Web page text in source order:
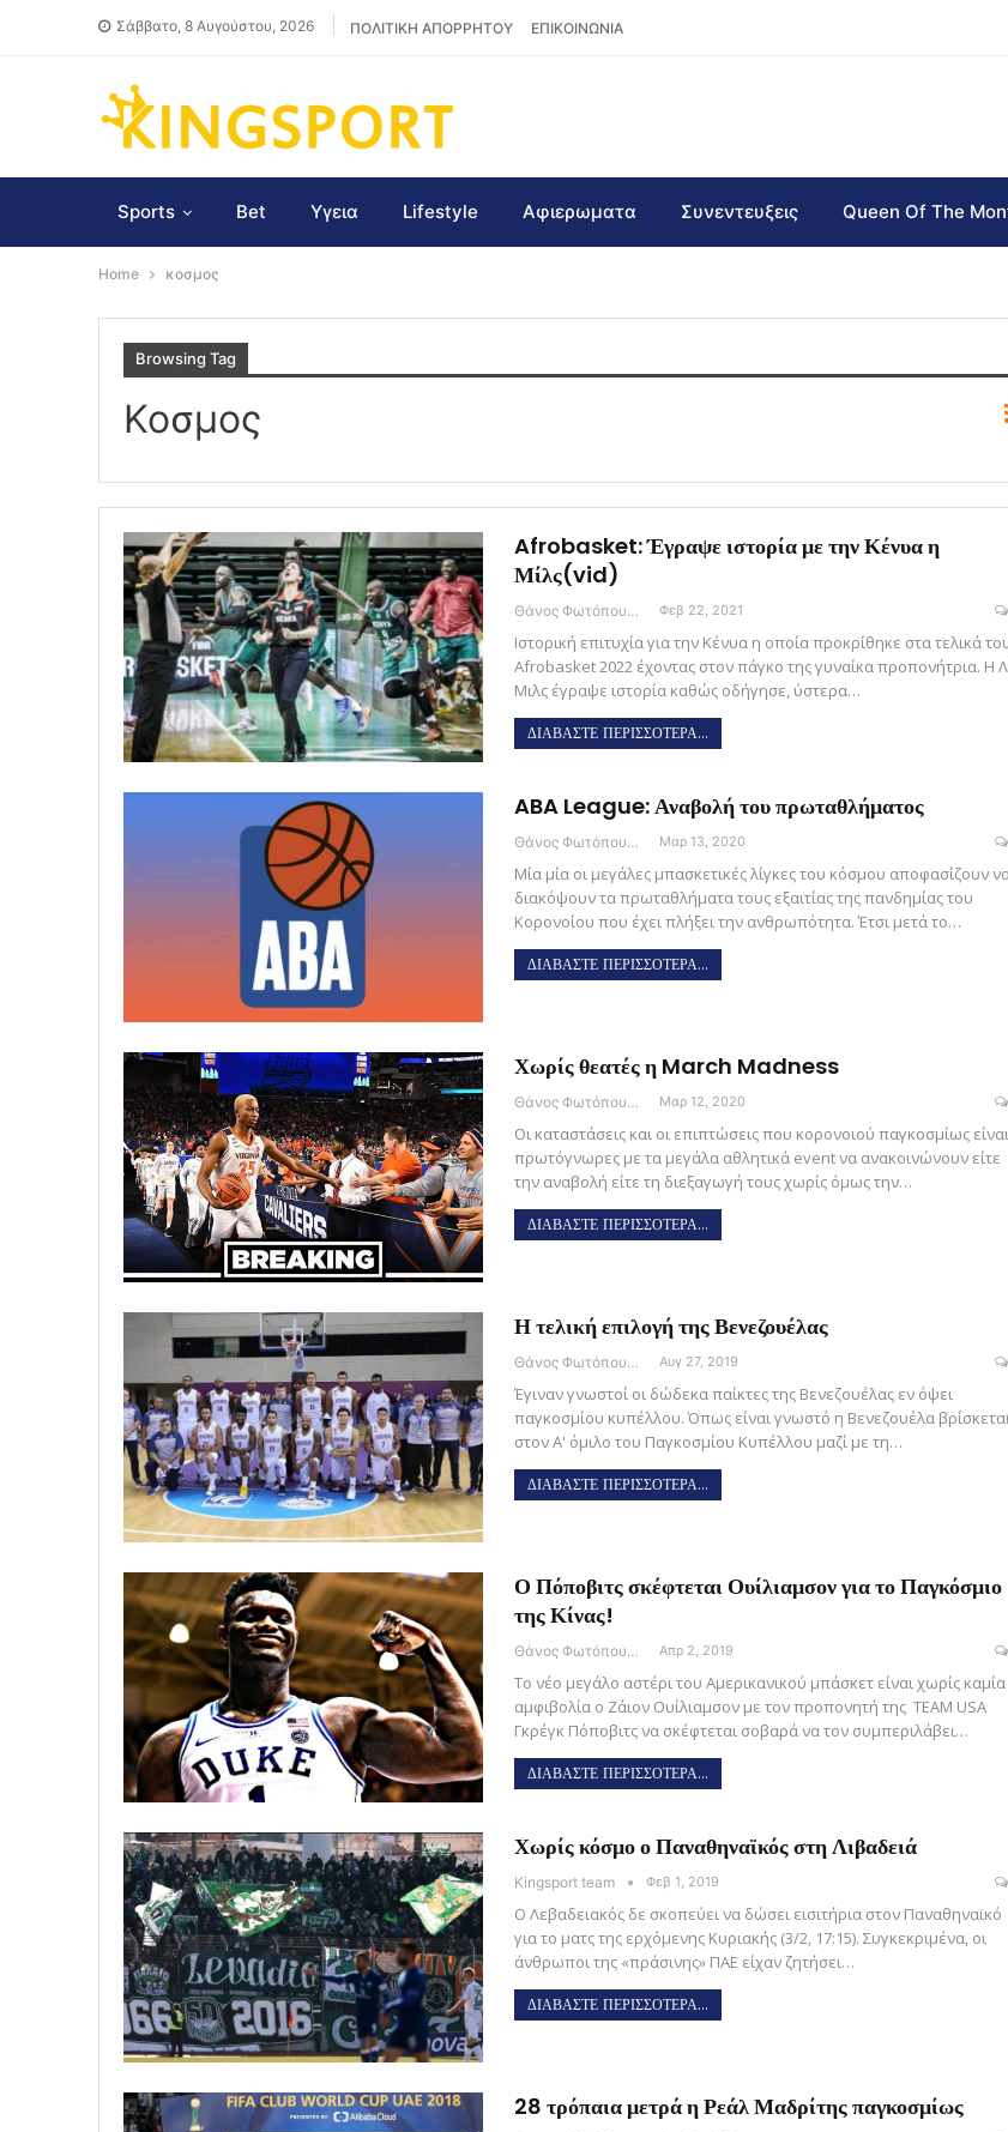
Σάββατο, 8 Αυγούστου, 2026 ΠΟΛΙΤΙΚΗ ΑΠΟΡΡΗΤΟΥ ΕΠΙΚΟΙΝΩΝΙΑ
Sports Bet Υγεια Lifestyle Αφιερωματα Συνεντευξεις Queen Of The
Home κοσμος
Browsing Tag
Κοσμος
Afrobasket: Έγραψε ιστορία με την Κένυα η
Μίλς(vid)
Θάνος Φωτόπουλος Φεβ 22, 2021
Ιστορική επιτυχία για την Κένυα η οποία προκρίθηκε στα τελικά
Afrobasket 2022 έχοντας στον πάγκο της γυναίκα προπονήτρια. Η
Μιλς έγραψε ιστορία καθώς οδήγησε, ύστερα…
ΔΙΑΒΑΣΤΕ ΠΕΡΙΣΣΟΤΕΡΑ...
ABA League: Αναβολή του πρωταθλήματος
Θάνος Φωτόπουλος Μαρ 13, 2020
Μία μία οι μεγάλες μπασκετικές λίγκες του κόσμου αποφασίζουν
διακόψουν τα πρωταθλήματα τους εξαιτίας της πανδημίας του
Κορονοίου που έχει πλήξει την ανθρωπότητα. Έτσι μετά το…
ΔΙΑΒΑΣΤΕ ΠΕΡΙΣΣΟΤΕΡΑ...
Χωρίς θεατές η March Madness
Θάνος Φωτόπουλος Μαρ 12, 2020
Οι καταστάσεις και οι επιπτώσεις που κορονοιού παγκοσμίως είναι
πρωτόγνωρες με τα μεγάλα αθλητικά event να ανακοινώνουν είτε
την αναβολή είτε τη διεξαγωγή τους χωρίς όμως την…
ΔΙΑΒΑΣΤΕ ΠΕΡΙΣΣΟΤΕΡΑ...
Η τελική επιλογή της Βενεζουέλας
Θάνος Φωτόπουλος Αυγ 27, 2019
Έγιναν γνωστοί οι δώδεκα παίκτες της Βενεζουέλας εν όψει
παγκοσμίου κυπέλλου. Όπως είναι γνωστό η Βενεζουέλα
στον Α' όμιλο του Παγκοσμίου Κυπέλλου μαζί με τη…
ΔΙΑΒΑΣΤΕ ΠΕΡΙΣΣΟΤΕΡΑ...
Ο Πόποβιτς σκέφτεται Ουίλιαμσον για το Παγκόσμιο
της Κίνας!
Θάνος Φωτόπουλος Απρ 2, 2019
Το νέο μεγάλο αστέρι του Αμερικανικού μπάσκετ είναι χωρίς καμία
αμφιβολία ο Ζάιον Ουίλιαμσον με τον προπονητή της TEAM USA
Γκρέγκ Πόποβιτς να σκέφτεται σοβαρά να τον συμπεριλάβει…
ΔΙΑΒΑΣΤΕ ΠΕΡΙΣΣΟΤΕΡΑ...
Χωρίς κόσμο ο Παναθηναϊκός στη Λιβαδειά
Kingsport team Φεβ 1, 2019
Ο Λεβαδειακός δε σκοπεύει να δώσει εισιτήρια στον Παναθηναϊκό
για το ματς της ερχόμενης Κυριακής (3/2, 17:15). Συγκεκριμένα, οι
άνθρωποι της «πράσινης» ΠΑΕ είχαν ζητήσει…
ΔΙΑΒΑΣΤΕ ΠΕΡΙΣΣΟΤΕΡΑ...
28 τρόπαια μετρά η Ρεάλ Μαδρίτης παγκοσμίως